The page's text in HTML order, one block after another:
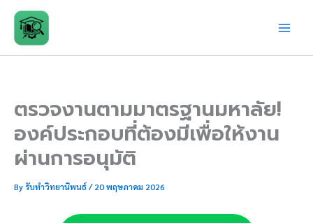
content
ตรวจงานตามมาตรฐานมหาลัย!
องค์ประกอบที่ต้องมีเพื่อให้งาน
ผ่านการอนุมัติ
Byรับทำวิทยานิพนธ์/20 พฤษภาคม 2026